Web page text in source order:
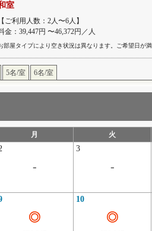
室
【ご利用人数：2人〜6人】
金：39,447円 〜46,372円／人
部屋タイプにより空き状況は異なります。ご希望日が
5名/室 6名/室
月 火
-
3
-
◎
10
◎